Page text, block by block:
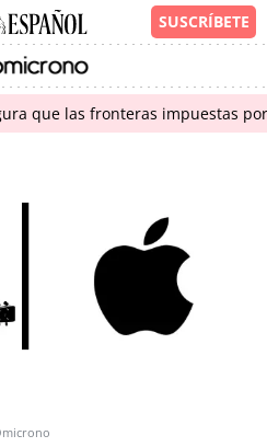
que las fronteras impuestas